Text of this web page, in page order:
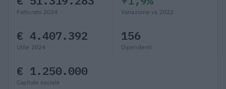
Fatturato 2024 Variazione vs 2022
€ 4.407.392
Utile 2024
156
Dipendenti
€ 1.250.000
Capitale sociale